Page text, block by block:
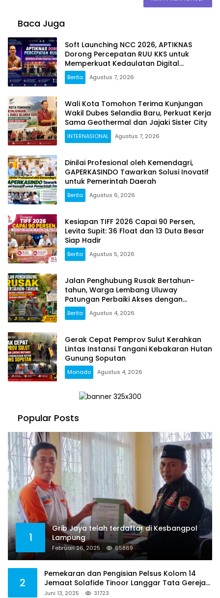
Baca Juga
Soft Launching NCC 2026, APTIKNAS
Dorong Percepatan RUU KKS untuk
Memperkuat Kedaulatan Digital
Indonesia
Berita Agustus 7, 2026
Wali Kota Tomohon Terima Kunjungan
Wakil Dubes Selandia Baru, Perkuat Kerja
Sama Geothermal dan Jajaki Sister City
INTERNASIONAL Agustus 7, 2026
Dinilai Profesional oleh Kemendagri,
GAPERKASINDO Tawarkan Solusi Inovatif
untuk Pemerintah Daerah
Berita Agustus 6, 2026
Kesiapan TIFF 2026 Capai 90 Persen,
Levita Supit: 36 Float dan 13 Duta Besar
Siap Hadir
Berita Agustus 5, 2026
Jalan Penghubung Rusak Bertahun-
tahun, Warga Lembang Uluway
Patungan Perbaiki Akses dengan
Swadaya
Berita Agustus 4, 2026
Gerak Cepat Pemprov Sulut Kerahkan
Lintas Instansi Tangani Kebakaran Hutan
Gunung Soputan
Manado Agustus 4, 2026
Popular Posts
1
Grib Jaya telah terdaftar di Kesbangpol
Lampung
Februari 26, 2025 65869
2
Pemekaran dan Pengisian Pelsus Kolom 14
Jemaat Solafide Tinoor Langgar Tata Gereja
2021, Toreh : Ini Perbuatan Melawan Hukum
Juni 13, 2025 31723